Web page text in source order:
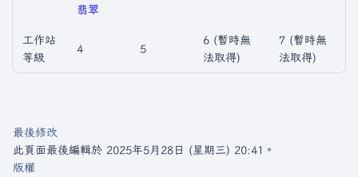
翡翠
工作站
等級
4 5
6 (暫時無
法取得)
7 (暫時無
法取得)
最後修改
此頁面最後編輯於 2025年5月28日 (星期三) 20:41。
版權